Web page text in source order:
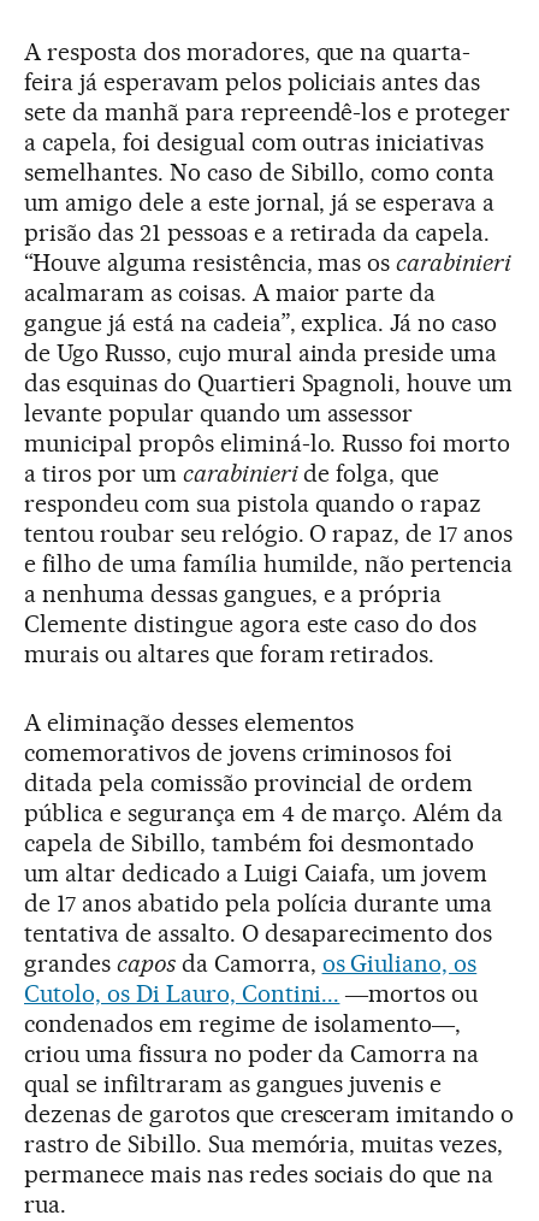
A resposta dos moradores, que na quarta-
feira já esperavam pelos policiais antes das
sete da manhã para repreendê-los e proteger
a capela, foi desigual com outras iniciativas
semelhantes. No caso de Sibillo, como conta
um amigo dele a este jornal, já se esperava a
prisão das 21 pessoas e a retirada da capela.
“Houve alguma resistência, mas oscarabinieri
acalmaram as coisas. A maior parte da
gangue já está na cadeia”, explica. Já no caso
de Ugo Russo, cujo mural ainda preside uma
das esquinas do Quartieri Spagnoli, houve um
levante popular quando um assessor
municipal propôs eliminá-lo. Russo foi morto
a tiros por um carabinieride folga, que
respondeu com sua pistola quando o rapaz
tentou roubar seu relógio. O rapaz, de 17 anos
e filho de uma família humilde, não pertencia
a nenhuma dessas gangues, e a própria
Clemente distingue agora este caso do dos
murais ou altares que foram retirados.
A eliminação desses elementos
comemorativos de jovens criminosos foi
ditada pela comissão provincial de ordem
pública e segurança em 4 de março. Além da
capela de Sibillo, também foi desmontado
um altar dedicado a Luigi Caiafa, um jovem
de 17 anos abatido pela polícia durante uma
tentativa de assalto. O desaparecimento dos
grandes caposda Camorra, os Giuliano, os
Cutolo, os Di Lauro, Contini... ―mortos ou
condenados em regime de isolamento―,
criou uma fissura no poder da Camorra na
qual se infiltraram as gangues juvenis e
dezenas de garotos que cresceram imitando o
rastro de Sibillo. Sua memória, muitas vezes,
permanece mais nas redes sociais do que na
rua.